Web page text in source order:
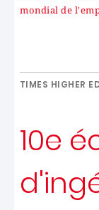
mondial de
TIMES HIGHER
10e